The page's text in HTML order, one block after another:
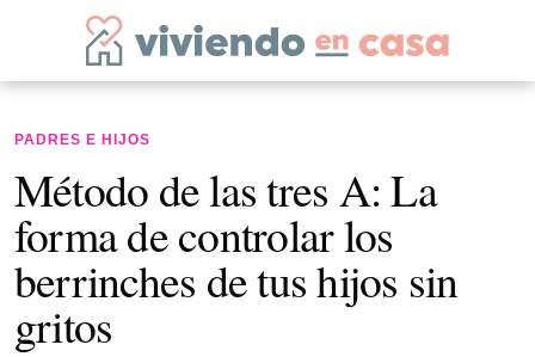
PADRES E HIJOS
Método de las tres A: La
forma de controlar los
berrinches de tus hijos sin
gritos